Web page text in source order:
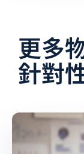
更多
針對